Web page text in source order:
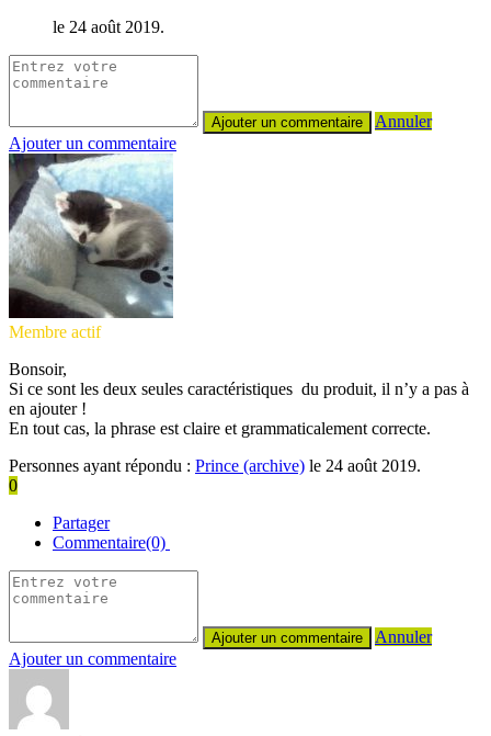
le 24 août 2019.
Annuler
Ajouter un commentaire
Membre actif
Bonsoir,
Si ce sont les deux seules caractéristiques du produit, il n’y a pas à
en ajouter !
En tout cas, la phrase est claire et grammaticalement correcte.
Personnes ayant répondu : Prince (archive) le 24 août 2019.
0
Partager
Commentaire(0)
Annuler
Ajouter un commentaire